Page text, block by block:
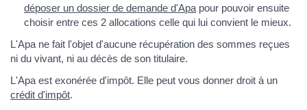
déposer un dossier de demande d'Apa pour pouvoir ensuite
choisir entre ces 2 allocations celle qui lui convient le mieux.
L'Apa ne fait l'objet d'aucune récupération des sommes reçues
ni du vivant, ni au décès de son titulaire.
L'Apa est exonérée d'impôt. Elle peut vous donner droit à un
crédit d'impôt.